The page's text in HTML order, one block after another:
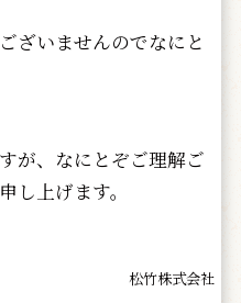
ざいませんのでなにと
が、なにとぞご理解ご
し上げます。
松竹株式会社